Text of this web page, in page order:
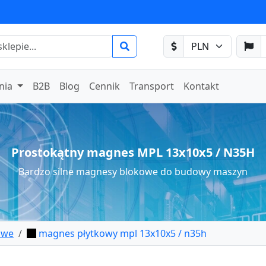
B2B Blog Cennik Transport Kontakt
Prostokątny magnes MPL 13x10x5 / N35H
Bardzo silne magnesy blokowe do budowy maszyn
magnes płytkowy mpl 13x10x5 / n35h